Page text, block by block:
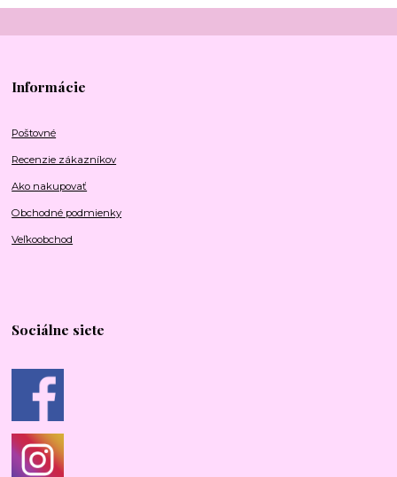
Informácie
Poštovné
Recenzie zákazníkov
Ako nakupovať
Obchodné podmienky
Veľkoobchod
Sociálne siete